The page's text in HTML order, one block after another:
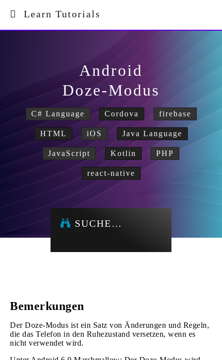
Learn Tutorials
Android
Doze-Modus
C# Language Cordova firebase
HTML iOS Java Language
JavaScript Kotlin PHP
react-native
SUCHE…
Bemerkungen
Der Doze-Modus ist ein Satz von Änderungen und Regeln,
die das Telefon in den Ruhezustand versetzen, wenn es
nicht verwendet wird.